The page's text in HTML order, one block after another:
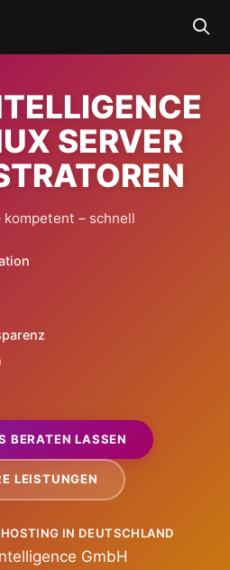
SERVER
kompetent – schnell
BERATEN LASSEN
LEISTUNGEN
HOSTING IN DEUTSCHLAND